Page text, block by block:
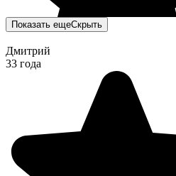
Показать ещеСкрыть
Дмитрий
33 года